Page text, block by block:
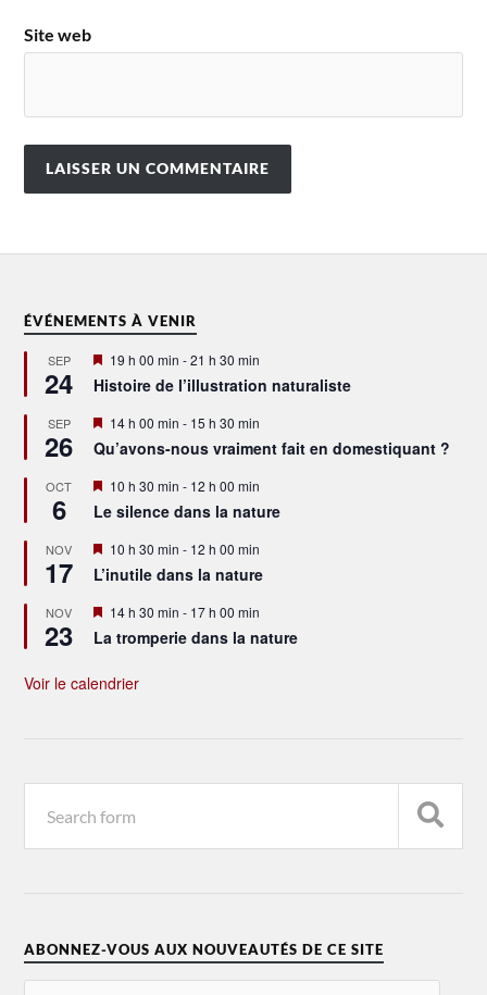
Site web
ÉVÉNEMENTS À VENIR
SEP
24
Mis
avant
19 h 00 min -21 h 30 min
Histoire de l’illustration naturaliste
SEP
26
Mis
en
avant
14 h 00 min - 15 h 30 min
Qu’avons-nous vraiment fait en domestiquant ?
OCT
6
Mis
avant
10 h 30 min - 12 h 00 min
Le silence dans la nature
NOV
17
Mis
avant
10 h 30 min - 12 h 00 min
L’inutile dans la nature
NOV
23
Mis
avant
14 h 30 min - 17 h 00 min
La tromperie dans la nature
Voir le calendrier
ABONNEZ-VOUS AUX NOUVEAUTÉS DE CE SITE